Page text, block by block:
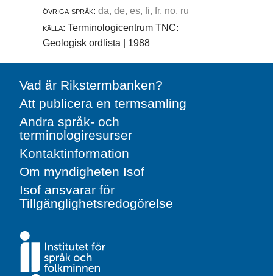
övriga språk: da, de, es, fi, fr, no, ru
källa: Terminologicentrum TNC:
Geologisk ordlista | 1988
Vad är Rikstermbanken?
Att publicera en termsamling
Andra språk- och
terminologiresurser
Kontaktinformation
Om myndigheten Isof
Isof ansvarar för
Tillgänglighetsredogörelse